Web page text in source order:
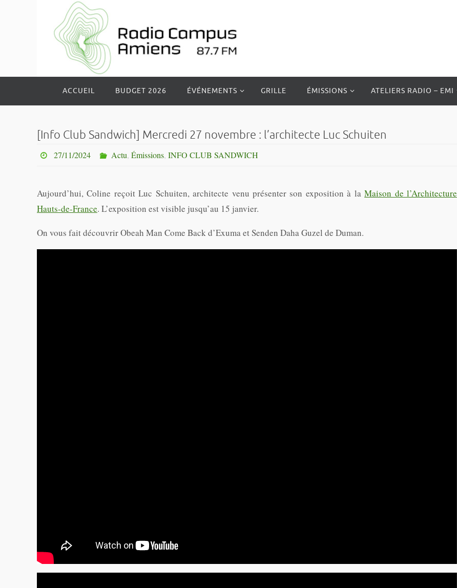
le
ACCUEIL BUDGET 2026 ÉVÉNEMENTS GRILLE ÉMISSIONS ATELIERS RADIO – EMI
[Info Club Sandwich] Mercredi 27 novembre : l’architecte Luc Schuiten
27/11/2024 Actu, Émissions, INFO CLUB SANDWICH
Aujourd’hui, Coline reçoit Luc Schuiten, architecte venu présenter son exposition à laMaison de l’Architecture
Hauts-de-France. L’exposition est visible jusqu’au 15 janvier.
On vous fait découvrir Obeah Man Come Back d’Exuma et Senden Daha Guzel de Duman.